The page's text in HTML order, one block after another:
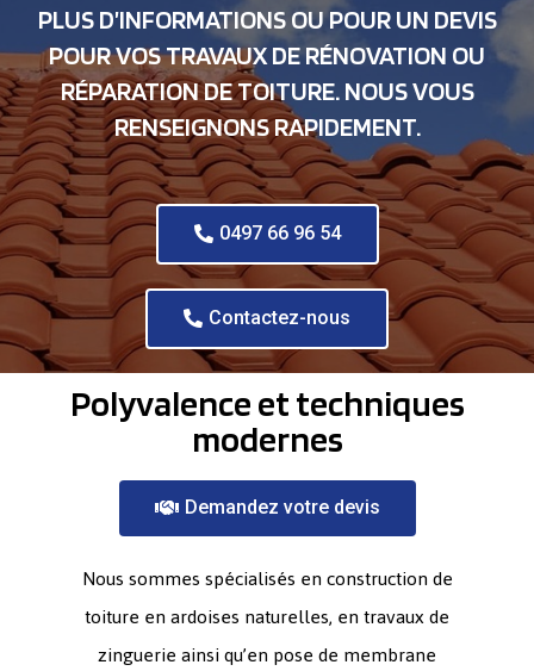
PLUS D’INFORMATIONS OU POUR UN DEVIS
POUR VOS TRAVAUX DE RÉNOVATION OU
RÉPARATION DE TOITURE. NOUS VOUS
RENSEIGNONS RAPIDEMENT.
0497 66 96 54
Contactez-nous
Polyvalence et techniques
modernes
Demandez votre devis
Nous sommes spécialisés en construction de
toiture en ardoises naturelles, en travaux de
zinguerie ainsi qu’en pose de membrane